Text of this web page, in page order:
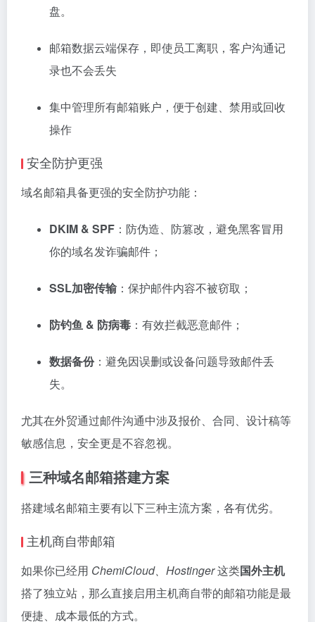
盘。
邮箱数据云端保存，即使员工离职，客户沟通记
录也不会丢失
集中管理所有邮箱账户，便于创建、禁用或回收
操作
安全防护更强
域名邮箱具备更强的安全防护功能：
DKIM & SPF ：防伪造、防篡改，避免黑客冒用
你的域名发诈骗邮件；
SSL加密传输 ：保护邮件内容不被窃取；
防钓鱼 & 防病毒 ：有效拦截恶意邮件；
数据备份：避免因误删或设备问题导致邮件丢
失。
尤其在外贸通过邮件沟通中涉及报价、合同、设计稿等
敏感信息，安全更是不容忽视。
三种域名邮箱搭建方案
搭建域名邮箱主要有以下三种主流方案，各有优劣。
主机商自带邮箱
如果你已经用 ChemiCloud、 Hostinger这类国外主机
搭了独立站，那么直接启用主机商自带的邮箱功能是最
便捷、成本最低的方式。